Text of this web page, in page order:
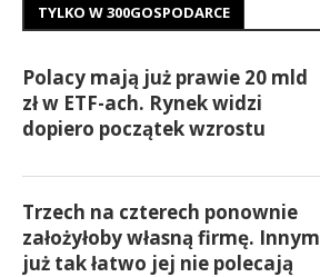
TYLKO W 300GOSPODARCE
Polacy mają już prawie 20 mld
zł w ETF-ach. Rynek widzi
dopiero początek wzrostu
Trzech na czterech ponownie
założyłoby własną firmę. Innym
już tak łatwo jej nie polecają